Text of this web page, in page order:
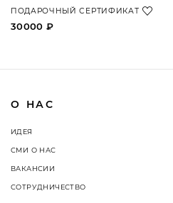
ПОДАРОЧНЫЙ СЕРТИФИКАТ
30000 ₽
О НАС
ИДЕЯ
СМИ О НАС
ВАКАНСИИ
СОТРУДНИЧЕСТВО